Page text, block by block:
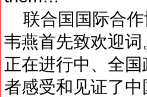
联合国国际合作
韦燕首先致欢迎
正在进行中、全
者感受和见证了